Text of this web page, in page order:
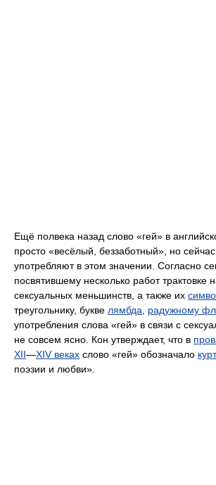
Ещё полвека назад слово «гей» в
просто «весёлый, беззаботный», но
употребляют в этом значении. Согласно
посвятившему несколько работ трактовке
сексуальных меньшинств, а также их
треугольнику, букве лямбда радужному
употребления слова «гей» в связи с
не совсем ясно. Кон утверждает, что в
XII—XIV веках слово «гей» обозначало
поэзии и любви».